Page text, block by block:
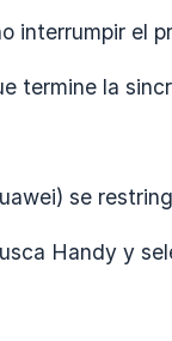
interrumpir el
termine la
se
Handy y